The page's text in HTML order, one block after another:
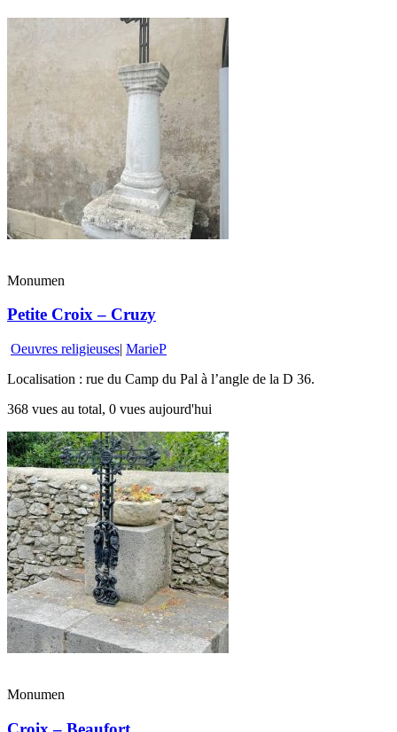
Monumen
Petite Croix – Cruzy
Oeuvres religieuses| MarieP
Localisation : rue du Camp du Pal à l’angle de la D 36.
368 vues au total, 0 vues aujourd'hui
Monumen